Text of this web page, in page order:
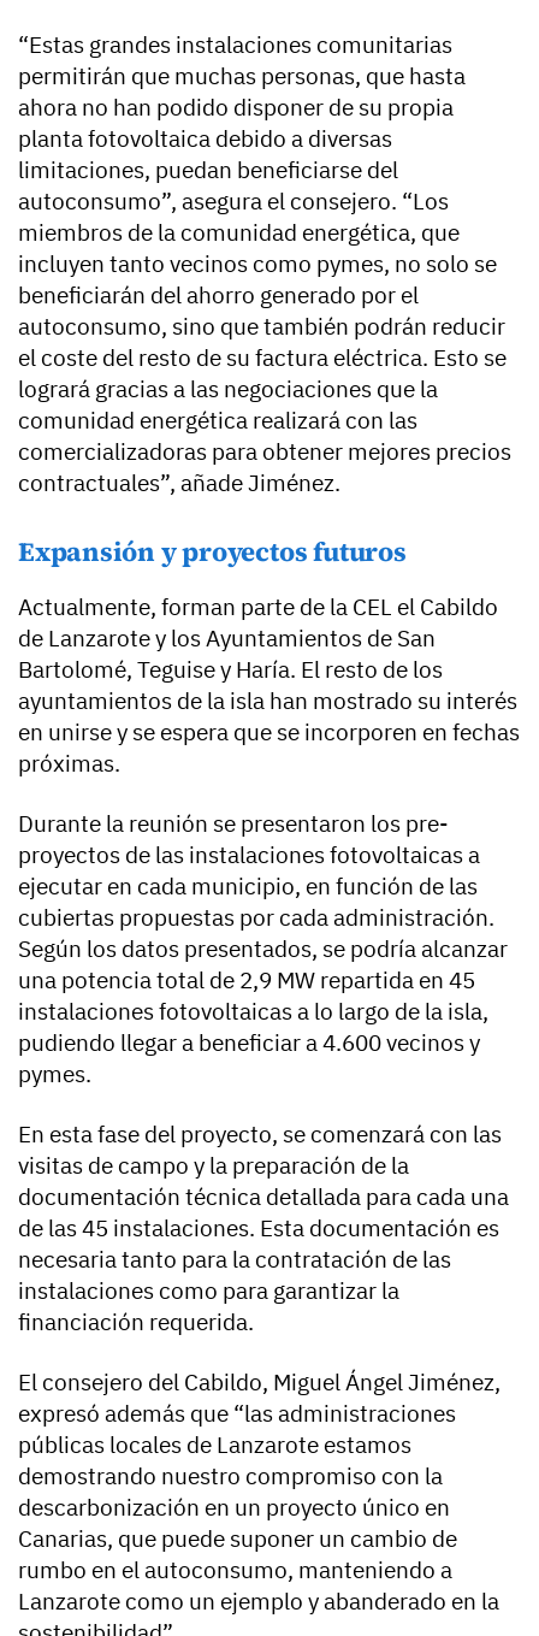
“Estas grandes instalaciones comunitarias
permitirán que muchas personas, que hasta
ahora no han podido disponer de su propia
planta fotovoltaica debido a diversas
limitaciones, puedan beneficiarse del
autoconsumo”, asegura el consejero. “Los
miembros de la comunidad energética, que
incluyen tanto vecinos como pymes, no solo se
beneficiarán del ahorro generado por el
autoconsumo, sino que también podrán reducir
el coste del resto de su factura eléctrica. Esto se
logrará gracias a las negociaciones que la
comunidad energética realizará con las
comercializadoras para obtener mejores precios
contractuales”, añade Jiménez.
Expansión y proyectos futuros
Actualmente, forman parte de la CEL el Cabildo
de Lanzarote y los Ayuntamientos de San
Bartolomé, Teguise y Haría. El resto de los
ayuntamientos de la isla han mostrado su interés
en unirse y se espera que se incorporen en fechas
próximas.
Durante la reunión se presentaron los pre-
proyectos de las instalaciones fotovoltaicas a
ejecutar en cada municipio, en función de las
cubiertas propuestas por cada administración.
Según los datos presentados, se podría alcanzar
una potencia total de 2,9 MW repartida en 45
instalaciones fotovoltaicas a lo largo de la isla,
pudiendo llegar a beneficiar a 4.600 vecinos y
pymes.
En esta fase del proyecto, se comenzará con las
visitas de campo y la preparación de la
documentación técnica detallada para cada una
de las 45 instalaciones. Esta documentación es
necesaria tanto para la contratación de las
instalaciones como para garantizar la
financiación requerida.
El consejero del Cabildo, Miguel Ángel Jiménez,
expresó además que “las administraciones
públicas locales de Lanzarote estamos
demostrando nuestro compromiso con la
descarbonización en un proyecto único en
Canarias, que puede suponer un cambio de
rumbo en el autoconsumo, manteniendo a
Lanzarote como un ejemplo y abanderado en la